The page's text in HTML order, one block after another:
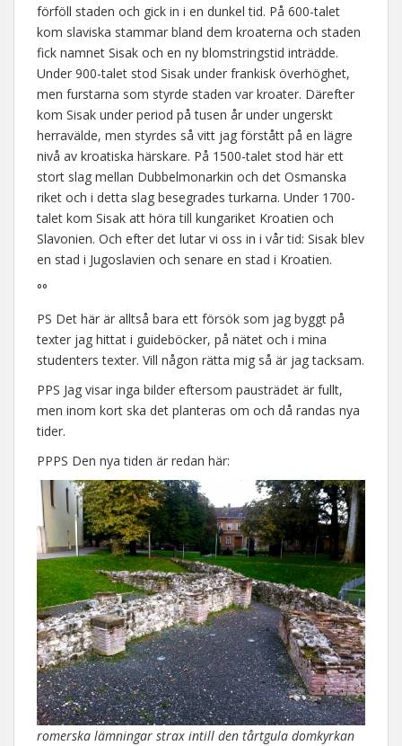
förföll staden och gick in i en dunkel tid. På 600-talet
kom slaviska stammar bland dem kroaterna och staden
fick namnet Sisak och en ny blomstringstid inträdde.
Under 900-talet stod Sisak under frankisk överhöghet,
men furstarna som styrde staden var kroater. Därefter
kom Sisak under period på tusen år under ungerskt
herravälde, men styrdes så vitt jag förstått på en lägre
nivå av kroatiska härskare. På 1500-talet stod här ett
stort slag mellan Dubbelmonarkin och det Osmanska
riket och i detta slag besegrades turkarna. Under 1700-
talet kom Sisak att höra till kungariket Kroatien och
Slavonien. Och efter det lutar vi oss in i vår tid: Sisak blev
en stad i Jugoslavien och senare en stad i Kroatien.
°°
PS Det här är alltså bara ett försök som jag byggt på
texter jag hittat i guideböcker, på nätet och i mina
studenters texter. Vill någon rätta mig så är jag tacksam.
PPS Jag visar inga bilder eftersom pausträdet är fullt,
men inom kort ska det planteras om och då randas nya
tider.
PPPS Den nya tiden är redan här:
romerska lämningar strax intill den tårtgula domkyrkan